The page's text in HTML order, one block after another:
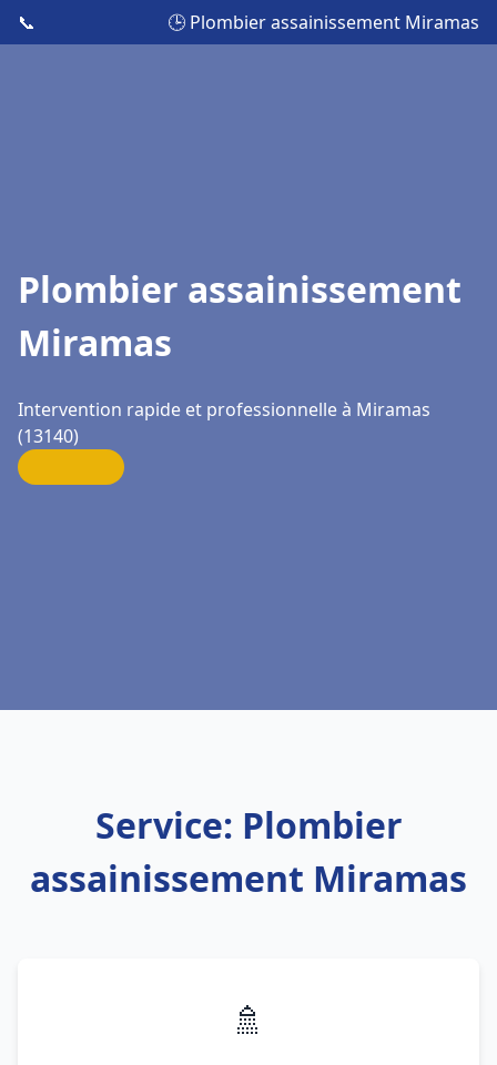
📞 🕒 Plombier assainissement Miramas
Plombier assainissement
Miramas
Intervention rapide et professionnelle à Miramas
(13140)
Service: Plombier
assainissement Miramas
🚿